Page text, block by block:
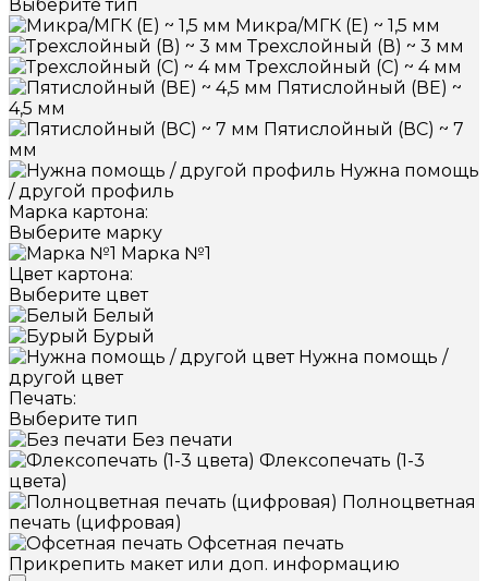
Выберите тип
Микра/МГК (Е) ~ 1,5 мм
Трехслойный (В) ~ 3 мм
Трехслойный (С) ~ 4 мм
Пятислойный (ВЕ) ~
4,5 мм
Пятислойный (ВС) ~ 7
мм
Нужна помощь
/ другой профиль
Марка картона:
Выберите марку
Марка №1
Цвет картона:
Выберите цвет
Белый
Бурый
Нужна помощь /
другой цвет
Печать:
Выберите тип
Без печати
Флексопечать (1-3
цвета)
Полноцветная
печать (цифровая)
Офсетная печать
Прикрепить макет или доп. информацию